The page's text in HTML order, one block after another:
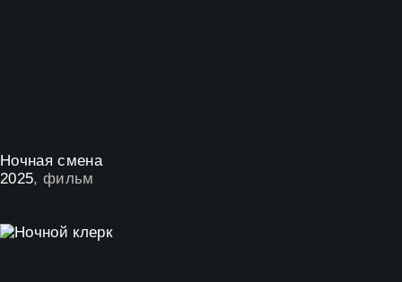
Ночная смена
2025, фильм